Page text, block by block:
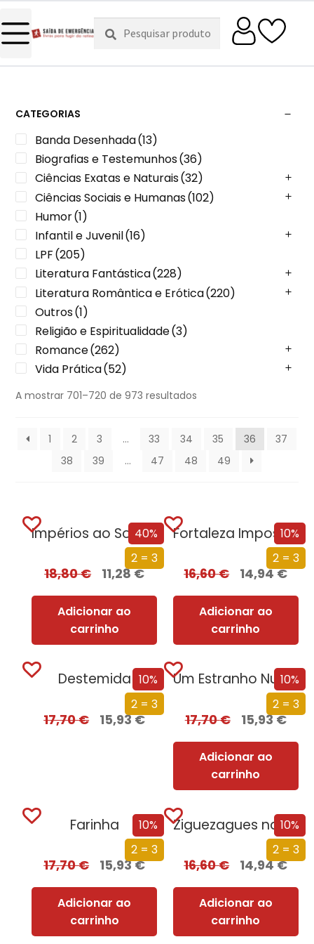
Pesquisar
por:
Pesquisa
CATEGORIAS
Banda Desenhada(13)
Biografias e Testemunhos(36)
Ciências Exatas e Naturais(32)
Ciências Sociais e Humanas(102)
Humor(1)
Infantil e Juvenil(16)
LPF(205)
Literatura Fantástica(228)
Literatura Romântica e Erótica(220)
Outros(1)
Religião e Espiritualidade(3)
Romance(262)
Vida Prática(52)
A mostrar 701–720 de 973 resultados
1 2 3 … 33 34 35 36
37
38
39 … 47 48 49
40%
2 = 3
Impérios ao Sol – A Luta pelo...
18,80€ 11,28€
Adicionar ao
carrinho
10%
2 = 3
Fortaleza Impossível
16,60€ 14,94€
Adicionar ao
carrinho
10%
2 = 3
Destemida
17,70€ 15,93€
10%
2 = 3
Um Estranho Numa Terra Estranha – vol....
17,70€ 15,93€
Adicionar ao
carrinho
10%
2 = 3
Farinha
17,70€ 15,93€
Adicionar ao
carrinho
10%
2 = 3
Ziguezagues na Política
16,60€ 14,94€
Adicionar ao
carrinho